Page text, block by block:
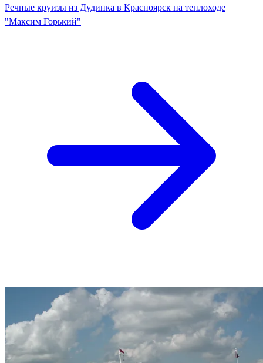
Речные круизы из Дудинка в Красноярск на теплоходе
"Максим Горький"